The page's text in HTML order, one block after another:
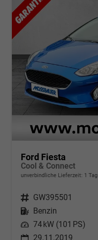
Ford Fiesta
Cool & Connect
unverbindliche Lieferzeit: 1 Tag
Fahrzeugnr. GW395501
Kraftstoff
Benzin
Leistung 74 kW (101 PS)
29.11.2019